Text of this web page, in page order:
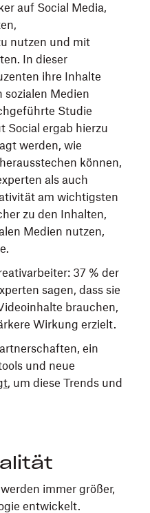
auf Social Media,
nutzen und mit
In dieser
ihre Inhalte
sozialen Medien
Studie
Social ergab hierzu
werden, wie
können,
als auch
am wichtigsten
zu den Inhalten,
Medien nutzen,
37 % der
sagen, dass sie
brauchen,
Wirkung erzielt.
ein
und neue
, um diese Trends und
immer größer,
entwickelt.